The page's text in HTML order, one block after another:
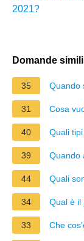
2021?
Domande simili
35 Quando
31 Cosa
40 Quali
39 Quando
44 Quali
34 Qual è il
33 Che